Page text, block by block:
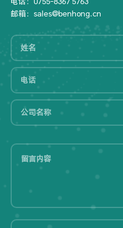
邮箱：sales@benhong.cn